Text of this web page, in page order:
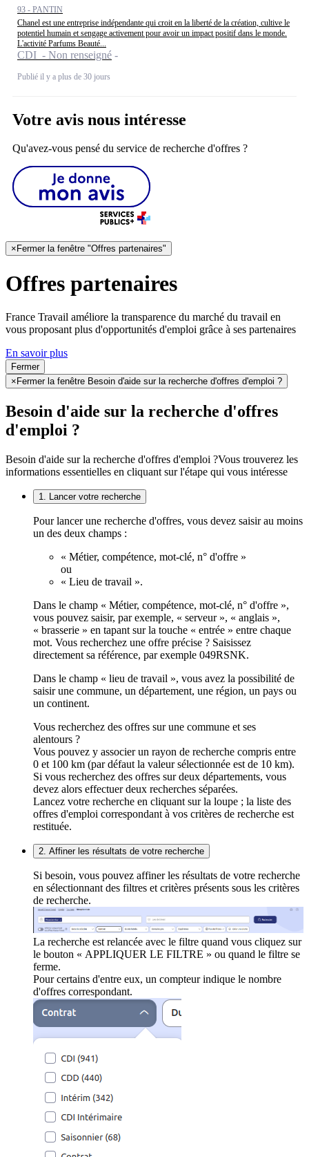
93 - PANTIN
Chanel est une entreprise indépendante qui croit en la liberté de la création, cultive le
potentiel humain et sengage activement pour avoir un impact positif dans le monde.
L'activité Parfums Beauté...
CDI - Non renseigné
Publié il y a plus de 30 jours
Votre avis nous intéresse
Qu'avez-vous pensé du service de recherche d'offres ?
× Fermer la fenêtre "Offres partenaires"
Offres partenaires
France Travail améliore la transparence du marché du travail en
vous proposant plus d'opportunités d'emploi grâce à ses partenaires
En savoir plus
Fermer
× Fermer la fenêtre Besoin d'aide sur la recherche d'offres d'emploi ?
Besoin d'aide sur la recherche d'offres
d'emploi ?
Besoin d'aide sur la recherche d'offres d'emploi ?Vous trouverez les
informations essentielles en cliquant sur l'étape qui vous intéresse
1. Lancer votre recherche
Pour lancer une recherche d'offres, vous devez saisir au moins
un des deux champs :
« Métier, compétence, mot-clé, n° d'offre »
ou
« Lieu de travail ».
Dans le champ « Métier, compétence, mot-clé, n° d'offre »,
vous pouvez saisir, par exemple, « serveur », « anglais »,
« brasserie » en tapant sur la touche « entrée » entre chaque
mot. Vous recherchez une offre précise ? Saisissez
directement sa référence, par exemple 049RSNK.
Dans le champ « lieu de travail », vous avez la possibilité de
saisir une commune, un département, une région, un pays ou
un continent.
Vous recherchez des offres sur une commune et ses
alentours ?
Vous pouvez y associer un rayon de recherche compris entre
0 et 100 km (par défaut la valeur sélectionnée est de 10 km).
Si vous recherchez des offres sur deux départements, vous
devez alors effectuer deux recherches séparées.
Lancez votre recherche en cliquant sur la loupe ; la liste des
offres d'emploi correspondant à vos critères de recherche est
restituée.
2. Affiner les résultats de votre recherche
Si besoin, vous pouvez affiner les résultats de votre recherche
en sélectionnant des filtres et critères présents sous les critères
de recherche.
La recherche est relancée avec le filtre quand vous cliquez sur
le bouton « APPLIQUER LE FILTRE » ou quand le filtre se
ferme.
Pour certains d'entre eux, un compteur indique le nombre
d'offres correspondant.